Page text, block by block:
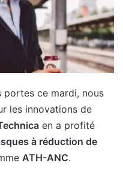
portes ce mardi, nous
les innovations de
en a profité
à réduction de
ATH-ANC.